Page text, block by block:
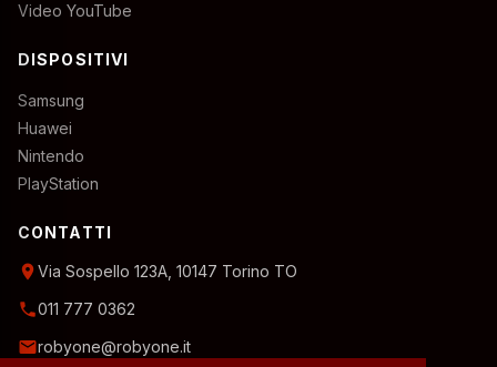
Video YouTube
DISPOSITIVI
Samsung
Huawei
Nintendo
PlayStation
CONTATTI
location_onVia Sospello 123A, 10147 Torino TO
phone011 777 0362
emailrobyone@robyone.it